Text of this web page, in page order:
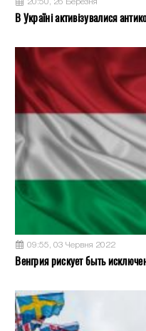
20:50, 26 Березня
В Україні активізувалися
09:55, 03 Червня 2022
Венгрия рискует быть